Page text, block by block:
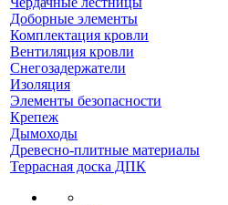
Доборные элементы
Комплектация кровли
Вентиляция кровли
Снегозадержатели
Изоляция
Элементы безопасности
Крепеж
Дымоходы
Древесно-плитные материалы
Террасная доска ДПК